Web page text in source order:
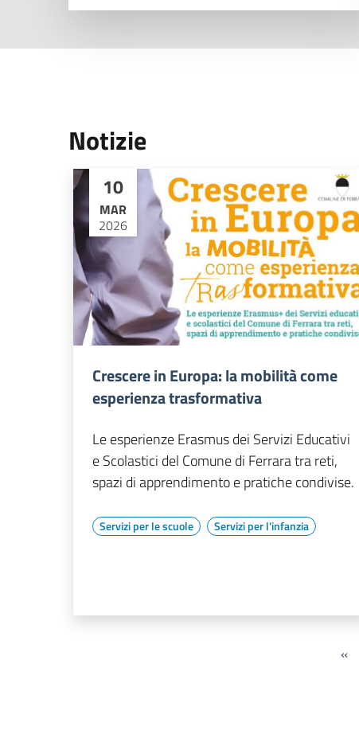
Notizie
10
MAR
2026
Crescere in Europa: la mobilità come
esperienza trasformativa
Le esperienze Erasmus dei Servizi Educativi
e Scolastici del Comune di Ferrara tra reti,
spazi di apprendimento e pratiche condivise.
Servizi per le scuole Servizi per l'infanzia
«